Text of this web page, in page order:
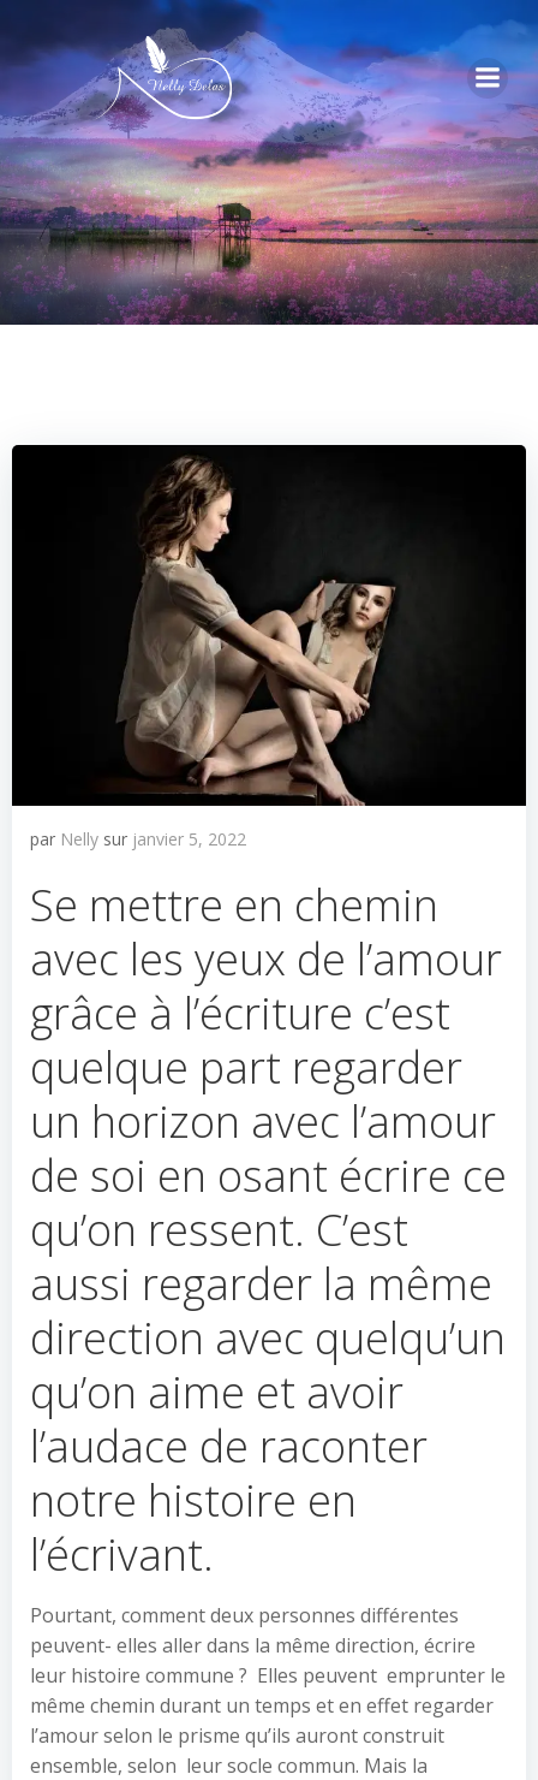
par Nelly sur janvier 5, 2022
Se mettre en chemin
avec les yeux de l’amour
grâce à l’écriture c’est
quelque part regarder
un horizon avec l’amour
de soi en osant écrire ce
qu’on ressent. C’est
aussi regarder la même
direction avec quelqu’un
qu’on aime et avoir
l’audace de raconter
notre histoire en
l’écrivant.
Pourtant, comment deux personnes différentes
peuvent- elles aller dans la même direction, écrire
leur histoire commune ? Elles peuvent emprunter le
même chemin durant un temps et en effet regarder
l’amour selon le prisme qu’ils auront construit
ensemble, selon leur socle commun. Mais la